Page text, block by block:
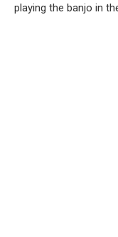
playing the banjo in